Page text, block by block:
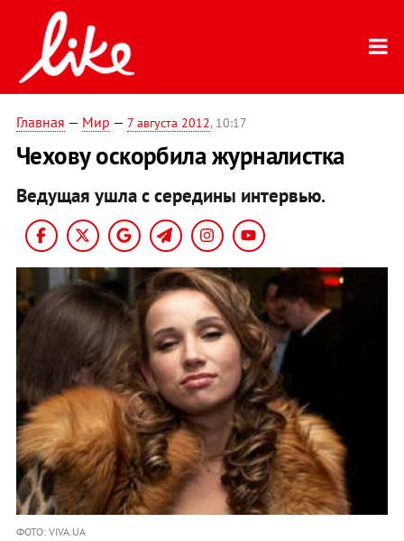
Главная — Мир — 7 августа 2012, 10:17
Чехову оскорбила журналистка
Ведущая ушла с середины интервью.
ФОТО: VIVA.UA